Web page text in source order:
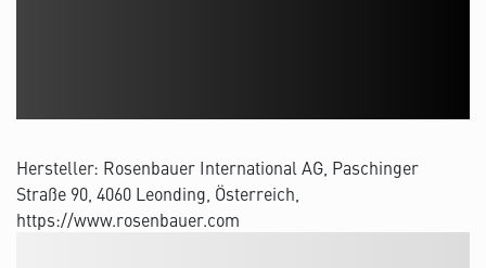
Hersteller: Rosenbauer International AG, Paschinger
Straße 90, 4060 Leonding, Österreich,
https://www.rosenbauer.com